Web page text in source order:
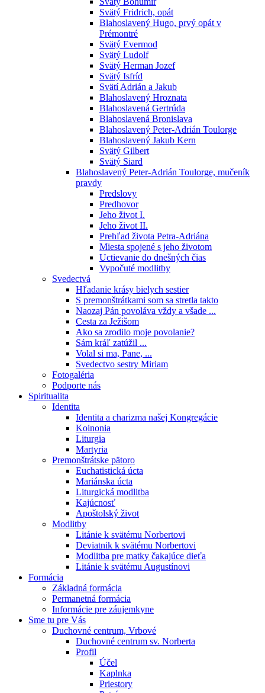
Svätý Fridrich, opát
Blahoslavený Hugo, prvý opát v
Prémontré
Svätý Evermod
Svätý Ludolf
Svätý Herman Jozef
Svätý Isfríd
Svätí Adrián a Jakub
Blahoslavený Hroznata
Blahoslavená Gertrúda
Blahoslavená Bronislava
Blahoslavený Peter-Adrián Toulorge
Blahoslavený Jakub Kern
Svätý Gilbert
Svätý Siard
Blahoslavený Peter-Adrián Toulorge, mučeník
pravdy
Predslovy
Predhovor
Jeho život I.
Jeho život II.
Prehľad života Petra-Adriána
Miesta spojené s jeho životom
Uctievanie do dnešných čias
Vypočuté modlitby
Svedectvá
Hľadanie krásy bielych sestier
S premonštrátkami som sa stretla takto
Naozaj Pán povoláva vždy a všade ...
Cesta za Ježišom
Ako sa zrodilo moje povolanie?
Sám kráľ zatúžil ...
Volal si ma, Pane, ...
Svedectvo sestry Miriam
Fotogaléria
Podporte nás
Spiritualita
Identita
Identita a charizma našej Kongregácie
Koinonia
Liturgia
Martyria
Premonštrátske pätoro
Euchatistická úcta
Mariánska úcta
Liturgická modlitba
Kajúcnosť
Apoštolský život
Modlitby
Litánie k svätému Norbertovi
Deviatnik k svätému Norbertovi
Modlitba pre matky čakajúce dieťa
Litánie k svätému Augustínovi
Formácia
Základná formácia
Permanetná formácia
Informácie pre záujemkyne
Sme tu pre Vás
Duchovné centrum, Vrbové
Duchovné centrum sv. Norberta
Profil
Účel
Kaplnka
Priestory